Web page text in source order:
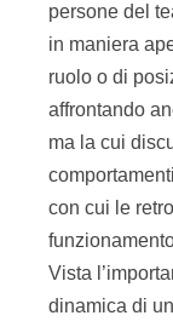
persone del
in maniera
ruolo o di
affrontando
ma la cui
con cui le
Vista
dinamica di